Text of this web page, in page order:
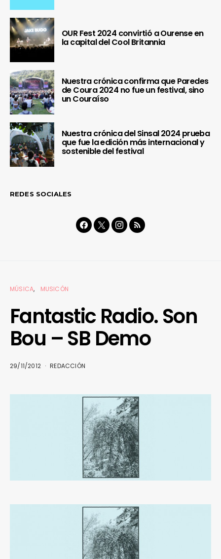
OUR Fest 2024 convirtió a Ourense en
la capital del Cool Britannia
Nuestra crónica confirma que Paredes
de Coura 2024 no fue un festival, sino
un Couraíso
Nuestra crónica del Sinsal 2024 prueba
que fue la edición más internacional y
sostenible del festival
REDES SOCIALES
MÚSICA MUSICÓN
Fantastic Radio. Son
Bou – SB Demo
29/11/2012 REDACCIÓN